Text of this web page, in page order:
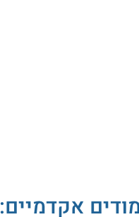
אקדמיים: